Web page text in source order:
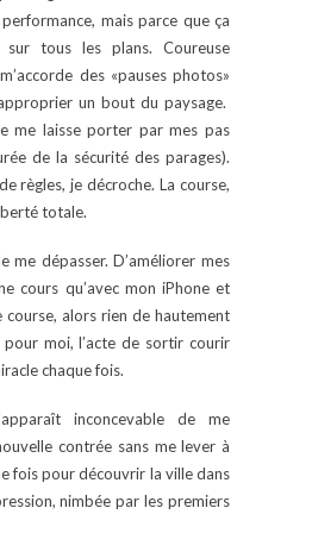
mais parce que ça
tous les plans. Coureuse
des «pauses photos»
un bout du paysage.
me laisse porter par mes pas
de la sécurité des parages).
règles, je décroche. La course,
totale.
me dépasser. D’améliorer mes
cours qu’avec mon iPhone et
course, alors rien de hautement
pour moi, l’acte de sortir courir
chaque fois.
inconcevable de me
contrée sans me lever à
fois pour découvrir la ville dans
nimbée par les premiers